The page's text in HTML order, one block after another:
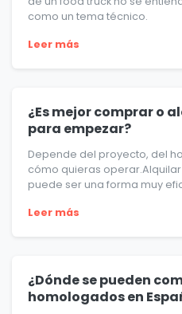
como un tema técnico.
Leer más
¿Es mejor comprar o
para empezar?
Depende del proyecto, del
cómo quieras
puede ser una forma muy
Leer más
¿Dónde se pueden
homologados en